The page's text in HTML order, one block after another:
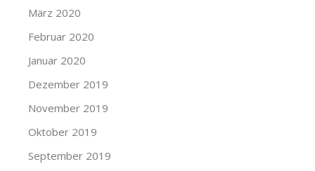
März 2020
Februar 2020
Januar 2020
Dezember 2019
November 2019
Oktober 2019
September 2019